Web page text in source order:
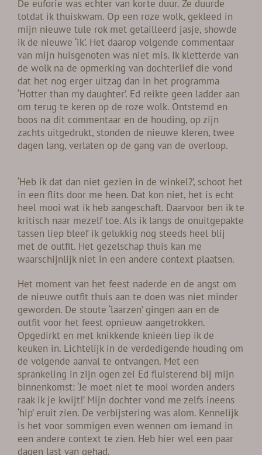
De euforie was echter van korte duur. Ze duurde
totdat ik thuiskwam. Op een roze wolk, gekleed in
mijn nieuwe tule rok met getailleerd jasje, showde
ik de nieuwe ‘ik’. Het daarop volgende commentaar
van mijn huisgenoten was niet mis. Ik kletterde van
de wolk na de opmerking van dochterlief die vond
dat het nog erger uitzag dan in het programma
‘Hotter than my daughter’. Ed reikte geen ladder aan
om terug te keren op de roze wolk. Ontstemd en
boos na dit commentaar en de houding, op zijn
zachts uitgedrukt, stonden de nieuwe kleren, twee
dagen lang, verlaten op de gang van de overloop.
‘Heb ik dat dan niet gezien in de winkel?’, schoot het
in een flits door me heen. Dat kon niet, het is echt
heel mooi wat ik heb aangeschaft. Daarvoor ben ik te
kritisch naar mezelf toe. Als ik langs de onuitgepakte
tassen liep bleef ik gelukkig nog steeds heel blij
met de outfit. Het gezelschap thuis kan me
waarschijnlijk niet in een andere context plaatsen.
Het moment van het feest naderde en de angst om
de nieuwe outfit thuis aan te doen was niet minder
geworden. De stoute ‘laarzen’ gingen aan en de
outfit voor het feest opnieuw aangetrokken.
Opgedirkt en met knikkende knieën liep ik de
keuken in. Lichtelijk in de verdedigende houding om
de volgende aanval te ontvangen. Met een
sprankeling in zijn ogen zei Ed fluisterend bij mijn
binnenkomst: ‘Je moet niet te mooi worden anders
raak ik je kwijt!’ Mijn dochter vond me zelfs ineens
‘hip’ eruit zien. De verbijstering was alom. Kennelijk
is het voor sommigen even wennen om iemand in
een andere context te zien. Heb hier wel een paar
dagen last van gehad.